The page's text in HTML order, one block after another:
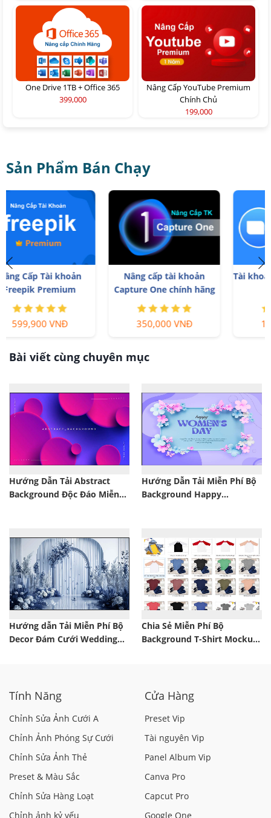
One Drive 1TB + Office 365
399,000
Nâng Cấp YouTube Premium
Chính Chủ
199,000
Sản Phẩm Bán Chạy
Nâng cấp tài khoản
Capture One chính hãng
350,000 VNĐ
Tài khoản Zoom Pro Chính
Chủ Giá Rẻ
199,000 VNĐ
Bài viết cùng chuyên mục
Hướng Dẫn Tải Abstract
Background Độc Đáo Miễn
Hướng Dẫn Tải Miễn Phí Bộ
Background Happy
Hướng dẫn Tải Miễn Phí Bộ
Decor Đám Cưới Wedding
Chia Sẻ Miễn Phí Bộ
Background T-Shirt Mockup
Tính Năng
Chỉnh Sửa Ảnh Cưới A
Chỉnh Ảnh Phóng Sự Cưới
Chỉnh Sửa Ảnh Thẻ
Preset & Màu Sắc
Chỉnh Sửa Hàng Loạt
Chỉnh ảnh kỷ yếu
Cửa Hàng
Preset Vip
Tài nguyên Vip
Panel Album Vip
Canva Pro
Capcut Pro
Google One